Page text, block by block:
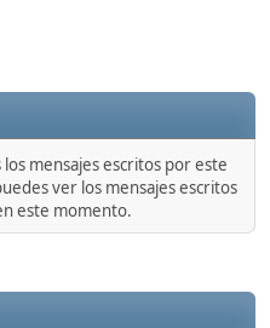
mensajes escritos por este
ver los mensajes escritos
este momento.